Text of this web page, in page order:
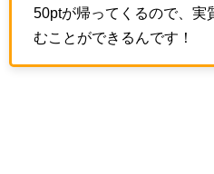
50ptが帰ってくるので、実
むことができるんです！